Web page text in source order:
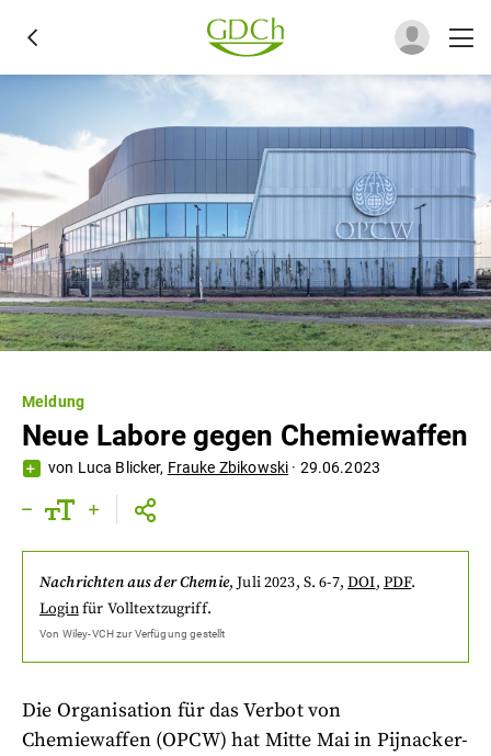
Meldung
Neue Labore gegen Chemiewaffen
von Luca Blicker, Frauke Zbikowski · 29.06.2023
Nachrichten aus der Chemie,Juli 2023, S. 6-7,DOI, PDF.
Loginfür Volltextzugriff.
Von Wiley-VCHzur Verfügung gestellt
Die Organisation für das Verbot von
Chemiewaffen (OPCW) hat Mitte Mai in Pijnacker-